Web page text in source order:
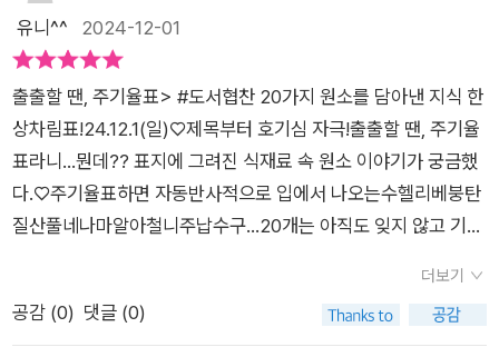
있게도 흑미에는 일반 쌀보다 망가니즈가 5배나 많이 들었다고
한다. 망가니즈가 특히 많이 포함된 음식으로는 깻잎나물을 들었
고 한다._p86 _... 아주 적은 양의 니켈이 다른 원자들과 함께
조합되어 효소라는 물질을 이루고 있으면 생명의 활동에 꼭 필요
한 놀라운 일을 해낸다. 대체로 씨앗 종류의 식품 속에는 다른 물
질보다 니켈이 조금 더 많이 들어 있다._p137
운 단어.재밌게 접근하려면 어떻게 하는 게 좋을까에 고민이 많았
던 제게화학은 재밌는 거라는 희망을 주던 책 <휴가 갈 땐, 주기
재식 교수님께서 원소 하나하나가 어디에 어떻게 쓰이는지를 재
밌는 풀어 놓으신 '휴가 갈 땐 주기율표'는원소들이 어떤 역할을
하고 어디에 쓰이는지를 쉽게 이해할 수 있어서 좋았답니다.원소
기호 1번(수소)에서 20번(칼슘)까지 다루는 '휴가 갈 땐 주기율
표'에 그 이후 원소가 없어아쉬웠는데.... 드디어 원소 21번부터 4
0번까지 원소들을 다루는 책이 나왔답니다.<출출할 땐 주기율표
>21번부터 40번까지 원소들은 어떤 게 있을까요?학창 시절 20
유니^^ 2024-12-01
출출할 땐, 주기율표> #도서협찬 20가지 원소를 담아낸 지식 한
상차림표!24.12.1(일)♡제목부터 호기심 자극!출출할 땐, 주기율
표라니...뭔데?? 표지에 그려진 식재료 속 원소 이야기가 궁금했
다.♡주기율표하면 자동반사적으로 입에서 나오는수헬리베붕탄
질산풀네나마알아철니주납수구...20개는 아직도 잊지 않고 기억
이 책에는 21번 스칸듐에서 40번 지르코늄까지의20가지 원소
의 과학,역사,시사,경제,대중문화까지잘 버무러져 한상차림으로
더보기
공감 (0) 댓글 (0)